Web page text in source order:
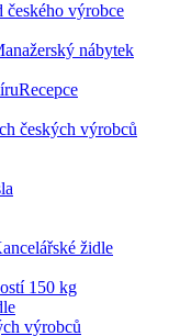
nábytek
Recepce
židle
150 kg